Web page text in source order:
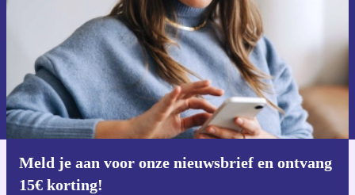
Meld je aan voor onze nieuwsbrief en ontvang
15€ korting!
Voucher aanvragen
Informatie over het gebruik van persoonsgegevens vind je in ons
privacybeleid .